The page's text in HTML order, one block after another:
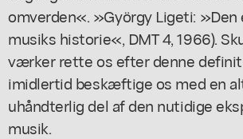
omverden«. »György Ligeti:
musiks historie«, DMT 4, 1966).
værker rette os efter denne
imidlertid beskæftige os med en
uhåndterlig del af den nutidige
musik.